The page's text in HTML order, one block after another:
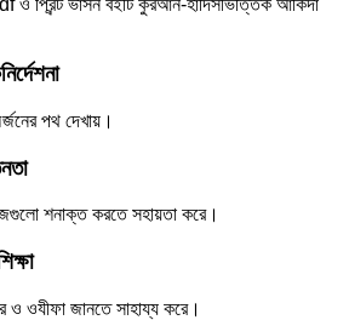
ভার্সন বইটি কুরআন-হাদিসভিত্তিক আকিদা
পথ দেখায়।
শনাক্ত করতে সহায়তা করে।
ও ওযীফা জানতে সাহায্য করে।